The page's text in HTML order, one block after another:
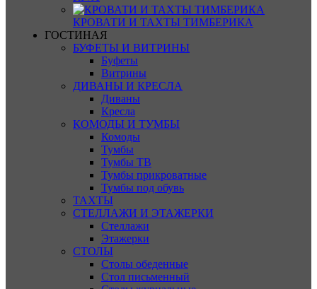
КРОВАТИ И ТАХТЫ ТИМБЕРИКА
ГОСТИНАЯ
БУФЕТЫ И ВИТРИНЫ
Буфеты
Витрины
ДИВАНЫ И КРЕСЛА
Диваны
Кресла
КОМОДЫ И ТУМБЫ
Комоды
Тумбы
Тумбы ТВ
Тумбы прикроватные
Тумбы под обувь
ТАХТЫ
СТЕЛЛАЖИ И ЭТАЖЕРКИ
Стеллажи
Этажерки
СТОЛЫ
Столы обеденные
Стол письменный